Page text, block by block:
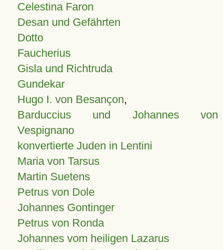
Celestina Faron
Desan und Gefährten
Dotto
Faucherius
Gisla und Richtruda
Gundekar
Hugo I. von Besançon,
Barduccius und Johannes von
Vespignano
konvertierte Juden in Lentini
Maria von Tarsus
Martin Suetens
Petrus von Dole
Johannes Gontinger
Petrus von Ronda
Johannes vom heiligen Lazarus